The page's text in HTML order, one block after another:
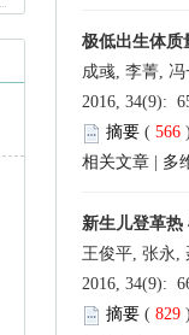
极低出生体质
成彧, 李菁,
2016, 34(9):
摘要 (566
相关文章
多
新生儿登革热
王俊平, 张永,
2016, 34(9):
摘要 (829